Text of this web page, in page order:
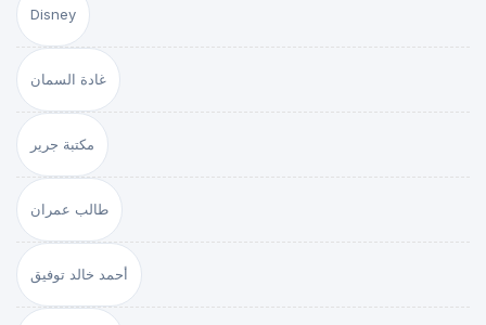
Disney
غادة السمان
مكتبة جرير
طالب عمران
أحمد خالد توفيق